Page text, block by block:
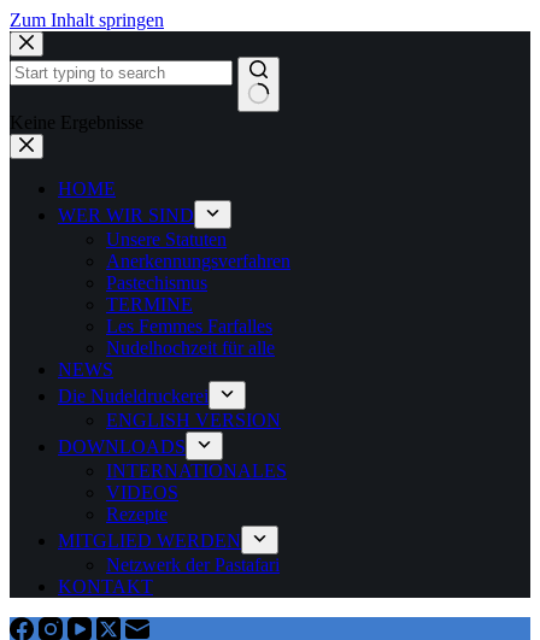
Zum Inhalt springen
Keine Ergebnisse
HOME
WER WIR SIND
Unsere Statuten
Anerkennungsverfahren
Pastechismus
TERMINE
Les Femmes Farfalles
Nudelhochzeit für alle
NEWS
Die Nudeldruckerei
ENGLISH VERSION
DOWNLOADS
INTERNATIONALES
VIDEOS
Rezepte
MITGLIED WERDEN
Netzwerk der Pastafari
KONTAKT